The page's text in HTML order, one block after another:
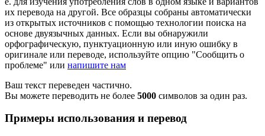
их перевода на другой. Все образцы собраны автоматически
из открытых источников с помощью технологии поиска на
основе двуязычных данных. Если вы обнаружили
орфографическую, пунктуационную или иную ошибку в
оригинале или переводе, используйте опцию "Сообщить о
проблеме" или напишите нам
Ваш текст переведен частично.
Вы можете переводить не более 5000 символов за один раз.
Примеры использования и перевод